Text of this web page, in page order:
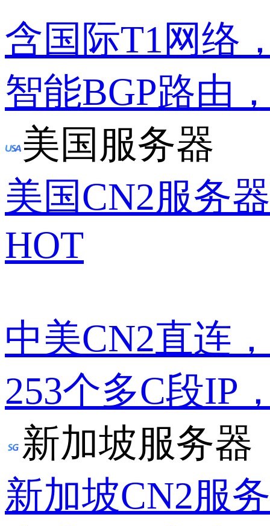
含国际T1网络
智能BGP路由
美国服务器
美国CN2服务器
HOT
中美CN2直连
253个多C段IP
新加坡服务器
新加坡CN2服